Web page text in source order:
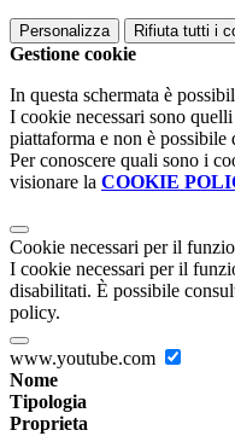
Personalizza Rifiuta tutti i
Gestione cookie
In questa schermata è
I cookie necessari sono
piattaforma e non è possibile
Per conoscere quali sono i
visionare la COOKIE
Cookie necessari per il
I cookie necessari per il
disabilitati. È possibile
policy.
www.youtube.com
Nome
Tipologia
Proprieta